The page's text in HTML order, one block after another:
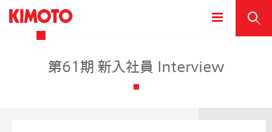
第61期 新入社員 Interview